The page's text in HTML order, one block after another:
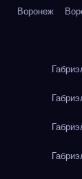
Воронеж